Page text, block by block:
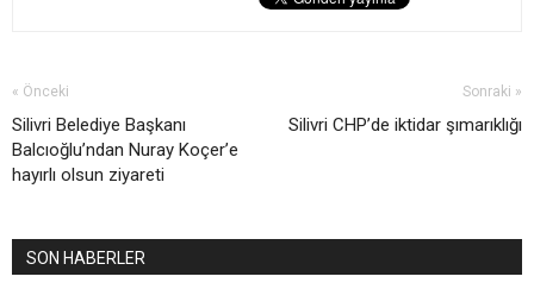
« Önceki
Silivri Belediye Başkanı
Balcıoğlu’ndan Nuray Koçer’e
hayırlı olsun ziyareti
Sonraki »
Silivri CHP’de iktidar şımarıklığı
SON HABERLER